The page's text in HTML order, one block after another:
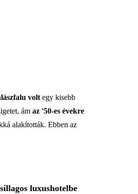
volt egy kisebb
ám az '50-es évekre
alakították. Ebben az
luxushotelbe